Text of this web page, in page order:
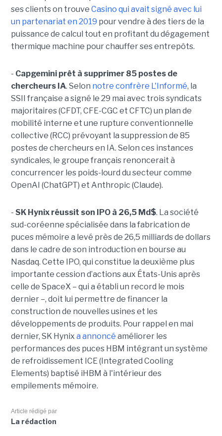
ses clients on trouve Casino qui avait signé avec lui
un partenariat en 2019 pour vendre à des tiers de la
puissance de calcul tout en profitant du dégagement
thermique machine pour chauffer ses entrepôts.
- Capgemini prêt à supprimer 85 postes de
chercheurs IA. Selon notre confrère L'Informé, la
SSII française a signé le 29 mai avec trois syndicats
majoritaires (CFDT, CFE-CGC et CFTC) un plan de
mobilité interne et une rupture conventionnelle
collective (RCC) prévoyant la suppression de 85
postes de chercheurs en IA. Selon ces instances
syndicales, le groupe français renoncerait à
concurrencer les poids-lourd du secteur comme
OpenAI (ChatGPT) et Anthropic (Claude).
- SK Hynix réussit son IPO à 26,5 Md$. La société
sud-coréenne spécialisée dans la fabrication de
puces mémoire a levé près de 26,5 milliards de dollars
dans le cadre de son introduction en bourse au
Nasdaq. Cette IPO, qui constitue la deuxième plus
importante cession d’actions aux États-Unis après
celle de SpaceX – qui a établi un record le mois
dernier –, doit lui permettre de financer la
construction de nouvelles usines et les
développements de produits. Pour rappel en mai
dernier, SK Hynix a annoncé améliorer les
performances des puces HBM intégrant un système
de refroidissement ICE (Integrated Cooling
Elements) baptisé iHBM à l'intérieur des
empilements mémoire.
Article rédigé par
La rédaction